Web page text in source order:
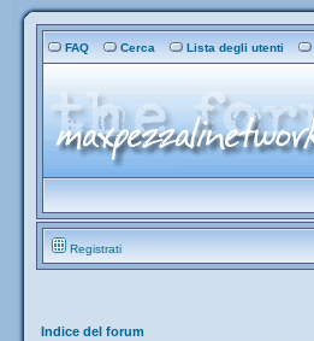
FAQ Cerca Lista degli utenti
Registrati
Indice del forum